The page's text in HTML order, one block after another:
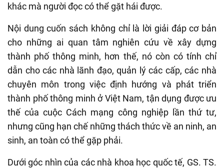
khác mà người đọc có thể gặt hái được.
Nội dung cuốn sách không chỉ là lời giải đáp cơ bản
cho những ai quan tâm nghiên cứu về xây dựng
thành phố thông minh, hơn thế, nó còn có tính chỉ
dẫn cho các nhà lãnh đạo, quản lý các cấp, các nhà
chuyên môn trong việc định hướng và phát triển
thành phố thông minh ở Việt Nam, tận dụng được ưu
thế của cuộc Cách mạng công nghiệp lần thứ tư,
nhưng cũng hạn chế những thách thức về an ninh, an
sinh, an toàn có thể gặp phải.
Dưới góc nhìn của các nhà khoa học quốc tế, GS. TS.